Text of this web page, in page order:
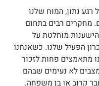
רגע נתון, המוח שלנו
מחקרים רבים בתחום
הישענות מוחלטת על
הפעיל שלנו. כשאנחנו
מתאמצים פחות לזכור
לא נעימים שבהם
קרוב או בן משפחה.